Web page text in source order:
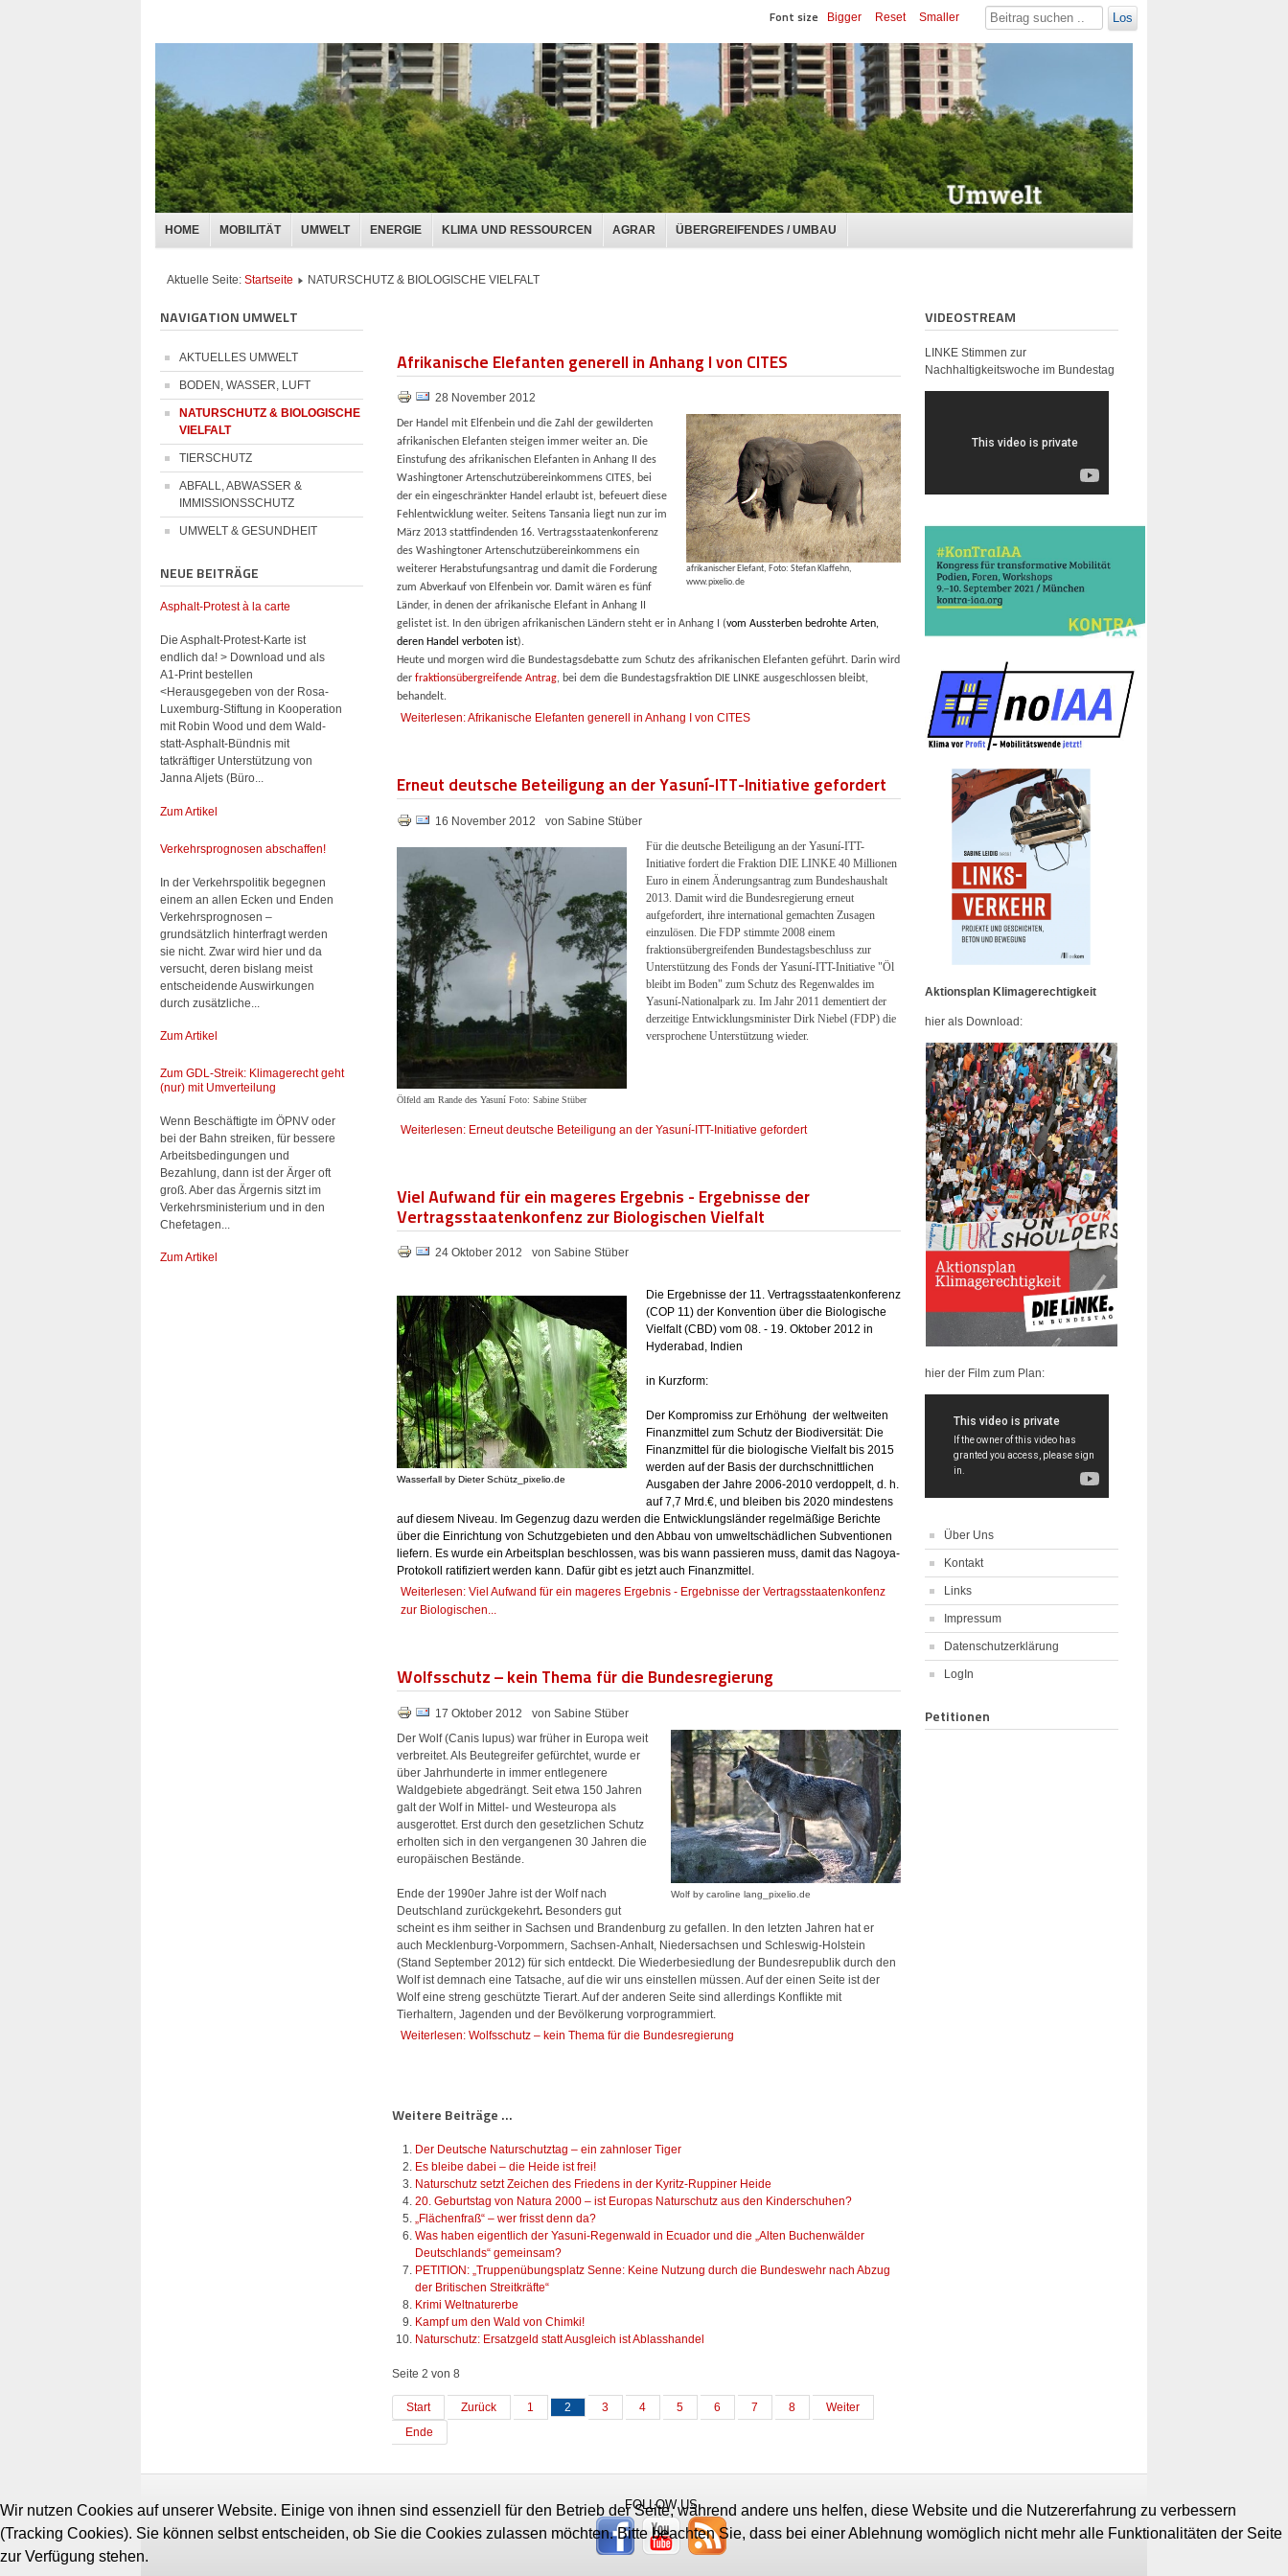
HOME MOBILITÄT UMWELT ENERGIE KLIMA UND RESSOURCEN AGRAR ÜBERGREIFENDES / UMBAU
Font size Bigger Reset Smaller Los
Aktuelle Seite: Startseite NATURSCHUTZ & BIOLOGISCHE VIELFALT
NAVIGATION UMWELT
AKTUELLES UMWELT
BODEN, WASSER, LUFT
NATURSCHUTZ & BIOLOGISCHE
VIELFALT
TIERSCHUTZ
ABFALL, ABWASSER &
IMMISSIONSSCHUTZ
UMWELT & GESUNDHEIT
NEUE BEITRÄGE
Asphalt-Protest à la carte
Die Asphalt-Protest-Karte ist
endlich da! > Download und als
A1-Print bestellen
<Herausgegeben von der Rosa-
Luxemburg-Stiftung in Kooperation
mit Robin Wood und dem Wald-
statt-Asphalt-Bündnis mit
tatkräftiger Unterstützung von
Janna Aljets (Büro...
Zum Artikel
Verkehrsprognosen abschaffen!
In der Verkehrspolitik begegnen
einem an allen Ecken und Enden
Verkehrsprognosen –
grundsätzlich hinterfragt werden
sie nicht. Zwar wird hier und da
versucht, deren bislang meist
entscheidende Auswirkungen
durch zusätzliche...
Zum Artikel
Zum GDL-Streik: Klimagerecht geht
(nur) mit Umverteilung
Wenn Beschäftigte im ÖPNV oder
bei der Bahn streiken, für bessere
Arbeitsbedingungen und
Bezahlung, dann ist der Ärger oft
groß. Aber das Ärgernis sitzt im
Verkehrsministerium und in den
Chefetagen...
Zum Artikel
Afrikanische Elefanten generell in Anhang I von CITES
28 November 2012
afrikanischer Elefant, Foto: Stefan Klaffehn,
www.pixelio.de
Der Handel mit Elfenbein und die Zahl der gewilderten
afrikanischen Elefanten steigen immer weiter an. Die
Einstufung des afrikanischen Elefanten in Anhang II des
Washingtoner Artenschutzübereinkommens CITES, bei
der ein eingeschränkter Handel erlaubt ist, befeuert diese
Fehlentwicklung weiter. Seitens Tansania liegt nun zur im
März 2013 stattfindenden 16. Vertragsstaatenkonferenz
des Washingtoner Artenschutzübereinkommens ein
weiterer Herabstufungsantrag und damit die Forderung
zum Abverkauf von Elfenbein vor. Damit wären es fünf
Länder, in denen der afrikanische Elefant in Anhang II
gelistet ist. In den übrigen afrikanischen Ländern steht er in Anhang I (vom Aussterben bedrohte Arten,
deren Handel verboten ist).
Heute und morgen wird die Bundestagsdebatte zum Schutz des afrikanischen Elefanten geführt. Darin wird
derfraktionsübergreifende Antrag, bei dem die Bundestagsfraktion DIE LINKE ausgeschlossen bleibt,
behandelt.
Weiterlesen: Afrikanische Elefanten generell in Anhang I von CITES
Erneut deutsche Beteiligung an der Yasuní-ITT-Initiative gefordert
16 November 2012 von Sabine Stüber
Ölfeld am Rande des Yasuní Foto: Sabine Stüber
Für die deutsche Beteiligung an der Yasuní-ITT-
Initiative fordert die Fraktion DIE LINKE 40 Millionen
Euro in einem Änderungsantrag zum Bundeshaushalt
2013. Damit wird die Bundesregierung erneut
aufgefordert, ihre international gemachten Zusagen
einzulösen. Die FDP stimmte 2008 einem
fraktionsübergreifenden Bundestagsbeschluss zur
Unterstützung des Fonds der Yasuní-ITT-Initiative "Öl
bleibt im Boden" zum Schutz des Regenwaldes im
Yasuní-Nationalpark zu. Im Jahr 2011 dementiert der
derzeitige Entwicklungsminister Dirk Niebel (FDP) die
versprochene Unterstützung wieder.
Weiterlesen: Erneut deutsche Beteiligung an der Yasuní-ITT-Initiative gefordert
Viel Aufwand für ein mageres Ergebnis - Ergebnisse der
Vertragsstaatenkonfenz zur Biologischen Vielfalt
24 Oktober 2012 von Sabine Stüber
Wasserfall by Dieter Schütz_pixelio.de
Die Ergebnisse der 11. Vertragsstaatenkonferenz
(COP 11) der Konvention über die Biologische
Vielfalt (CBD) vom 08. - 19. Oktober 2012 in
Hyderabad, Indien
in Kurzform:
Der Kompromiss zur Erhöhung der weltweiten
Finanzmittel zum Schutz der Biodiversität: Die
Finanzmittel für die biologische Vielfalt bis 2015
werden auf der Basis der durchschnittlichen
Ausgaben der Jahre 2006-2010 verdoppelt, d. h.
auf 7,7 Mrd.€, und bleiben bis 2020 mindestens
auf diesem Niveau. Im Gegenzug dazu werden die Entwicklungsländer regelmäßige Berichte
über die Einrichtung von Schutzgebieten und den Abbau von umweltschädlichen Subventionen
liefern. Es wurde ein Arbeitsplan beschlossen, was bis wann passieren muss, damit das Nagoya-
Protokoll ratifiziert werden kann. Dafür gibt es jetzt auch Finanzmittel.
Weiterlesen: Viel Aufwand für ein mageres Ergebnis - Ergebnisse der Vertragsstaatenkonfenz
zur Biologischen...
Wolfsschutz – kein Thema für die Bundesregierung
17 Oktober 2012 von Sabine Stüber
Wolf by caroline lang_pixelio.de
Der Wolf (Canis lupus) war früher in Europa weit
verbreitet. Als Beutegreifer gefürchtet, wurde er
über Jahrhunderte in immer entlegenere
Waldgebiete abgedrängt. Seit etwa 150 Jahren
galt der Wolf in Mittel- und Westeuropa als
ausgerottet. Erst durch den gesetzlichen Schutz
erholten sich in den vergangenen 30 Jahren die
europäischen Bestände.
Ende der 1990er Jahre ist der Wolf nach
Deutschland zurückgekehrt. Besonders gut
scheint es ihm seither in Sachsen und Brandenburg zu gefallen. In den letzten Jahren hat er
auch Mecklenburg-Vorpommern , Sachsen-Anhalt, Niedersachsen und Schleswig-Holstein
(Stand September 2012) für sich entdeckt. Die Wiederbesiedlung der Bundesrepublik durch den
Wolf ist demnach eine Tatsache, auf die wir uns einstellen müssen. Auf der einen Seite ist der
Wolf eine streng geschützte Tierart. Auf der anderen Seite sind allerdings Konflikte mit
Tierhaltern, Jagenden und der Bevölkerung vorprogrammiert.
Weiterlesen: Wolfsschutz – kein Thema für die Bundesregierung
Weitere Beiträge ...
Der Deutsche Naturschutztag – ein zahnloser Tiger
Es bleibe dabei – die Heide ist frei!
Naturschutz setzt Zeichen des Friedens in der Kyritz-Ruppiner Heide
20. Geburtstag von Natura 2000 – ist Europas Naturschutz aus den Kinderschuhen?
„Flächenfraß“ – wer frisst denn da?
Was haben eigentlich der Yasuni-Regenwald in Ecuador und die „Alten Buchenwälder
Deutschlands“ gemeinsam?
PETITION: „Truppenübungsplatz Senne: Keine Nutzung durch die Bundeswehr nach Abzug
der Britischen Streitkräfte“
Krimi Weltnaturerbe
Kampf um den Wald von Chimki!
Naturschutz: Ersatzgeld statt Ausgleich ist Ablasshandel
Seite 2 von 8
Start Zurück 1 2 3 4 5 6 7 8
Weiter
Ende
VIDEOSTREAM
LINKE Stimmen zur
Nachhaltigkeitswoche im Bundestag
Aktionsplan Klimagerechtigkeit
hier als Download:
hier der Film zum Plan:
Über Uns
Kontakt
Links
Impressum
Datenschutzerklärung
LogIn
Petitionen
FOLLOW US
Wir nutzen Cookies auf unserer Website. Einige von ihnen sind essenziell für den Betrieb der Seite, während andere uns helfen, diese Website und die Nutzererfahrung zu verbessern
(Tracking Cookies). Sie können selbst entscheiden, ob Sie die Cookies zulassen möchten. Bitte beachten Sie, dass bei einer Ablehnung womöglich nicht mehr alle Funktionalitäten der Seite
zur Verfügung stehen.